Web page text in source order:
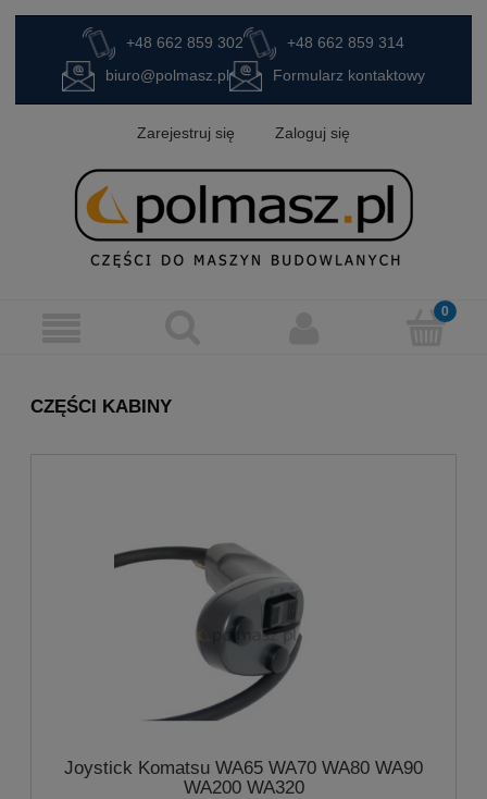
+48 662 859 302
+48 662 859 314
biuro@polmasz.pl
Formularz kontaktowy
Zarejestruj się Zaloguj się
CZĘŚCI KABINY
Joystick Komatsu WA65 WA70 WA80 WA90
WA200 WA320